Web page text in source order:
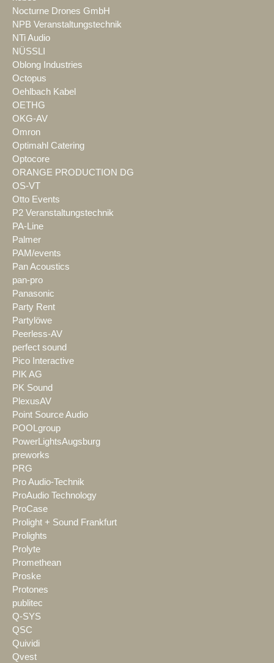
Nocturne Drones GmbH
NPB Veranstaltungstechnik
NTi Audio
NÜSSLI
Oblong Industries
Octopus
Oehlbach Kabel
OETHG
OKG-AV
Omron
Optimahl Catering
Optocore
ORANGE PRODUCTION DG
OS-VT
Otto Events
P2 Veranstaltungstechnik
PA-Line
Palmer
PAM/events
Pan Acoustics
pan-pro
Panasonic
Party Rent
Partylöwe
Peerless-AV
perfect sound
Pico Interactive
PIK AG
PK Sound
PlexusAV
Point Source Audio
POOLgroup
PowerLightsAugsburg
preworks
PRG
Pro Audio-Technik
ProAudio Technology
ProCase
Prolight + Sound Frankfurt
Prolights
Prolyte
Promethean
Proske
Protones
publitec
Q-SYS
QSC
Quividi
Qvest